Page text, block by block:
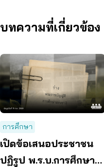
บทความที่เกี่ยวข้อง
การศึกษา
เปิดข้อเสนอประชาชน
ปฏิรูป พ.ร.บ.การศึกษา